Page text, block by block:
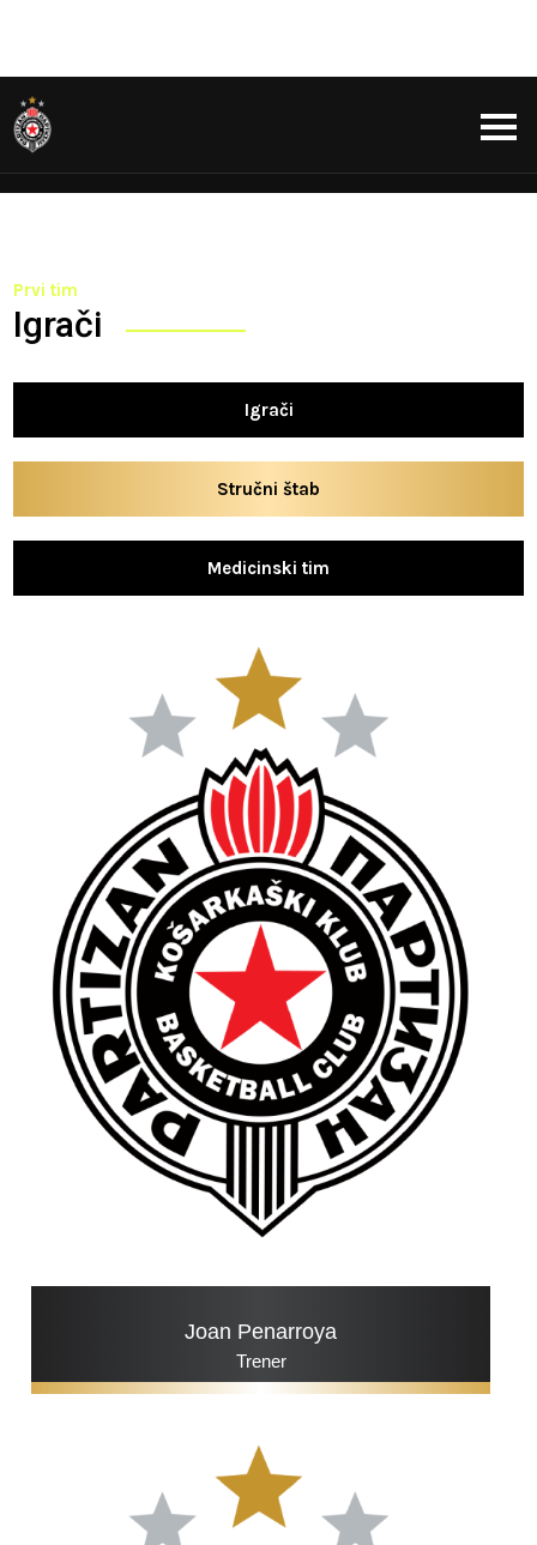
Prvi tim
Igrači
Igrači
Stručni štab
Medicinski tim
Joan Penarroya
Trener